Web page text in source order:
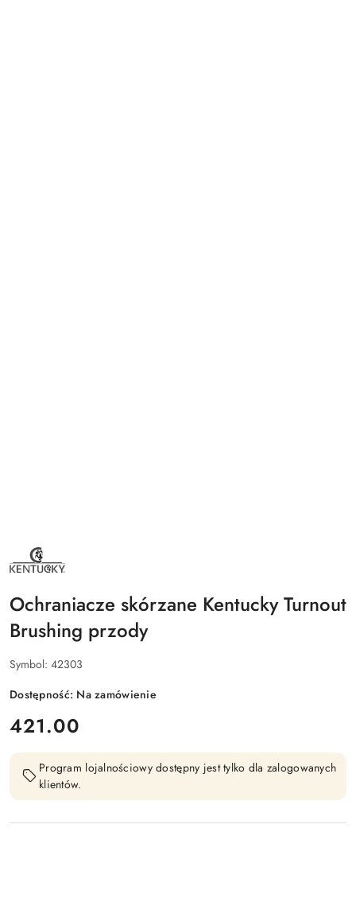
NAZWA
PRODUCENTA:
KENTUCKY
Ochraniacze skórzane Kentucky Turnout
Brushing przody
Symbol: 42303
Dostępność: Na zamówienie
cena:
421.00
Program lojalnościowy dostępny jest tylko dla zalogowanych
klientów.